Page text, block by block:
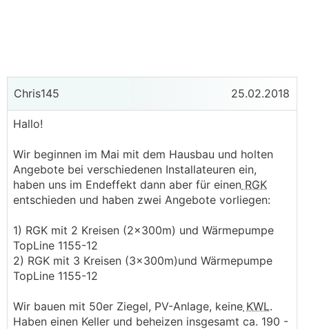
Chris145 25.02.2018
Hallo!
Wir beginnen im Mai mit dem Hausbau und holten
Angebote bei verschiedenen Installateuren ein,
haben uns im Endeffekt dann aber für einen RGK
entschieden und haben zwei Angebote vorliegen:
1) RGK mit 2 Kreisen (2x300m) und Wärmepumpe
TopLine 1155-12
2) RGK mit 3 Kreisen (3x300m)und Wärmepumpe
TopLine 1155-12
Wir bauen mit 50er Ziegel, PV-Anlage, keine KWL.
Haben einen Keller und beheizen insgesamt ca. 190 -